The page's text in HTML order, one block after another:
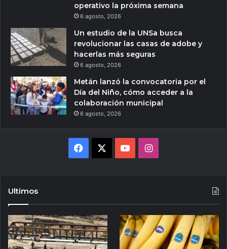
operativo la próxima semana
6 agosto, 2026
Un estudio de la UNSa busca
revolucionar las casas de adobe y
hacerlas más seguras
6 agosto, 2026
Metán lanzó la convocatoria por el
Día del Niño, cómo acceder a la
colaboración municipal
6 agosto, 2026
Facebook YouTubeInstagram
Ultimos